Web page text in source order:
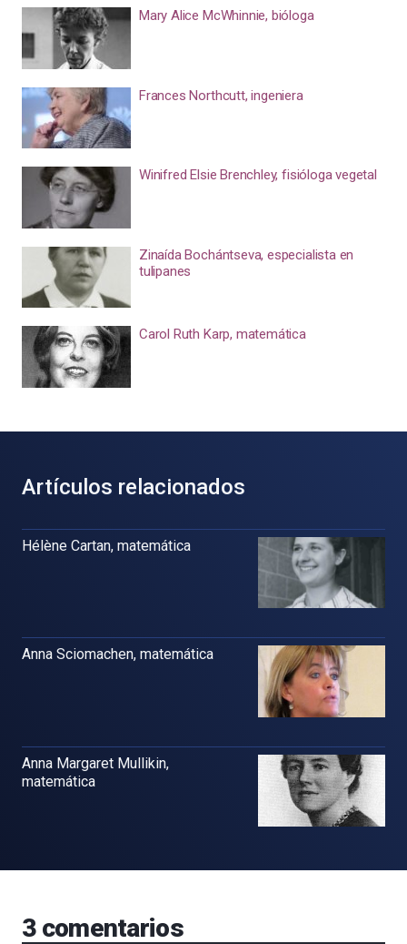
Mary Alice McWhinnie, bióloga
Frances Northcutt, ingeniera
Winifred Elsie Brenchley, fisióloga vegetal
Zinaída Bochántseva, especialista en
tulipanes
Carol Ruth Karp, matemática
Artículos relacionados
Hélène Cartan, matemática
Anna Sciomachen, matemática
Anna Margaret Mullikin,
matemática
3comentarios